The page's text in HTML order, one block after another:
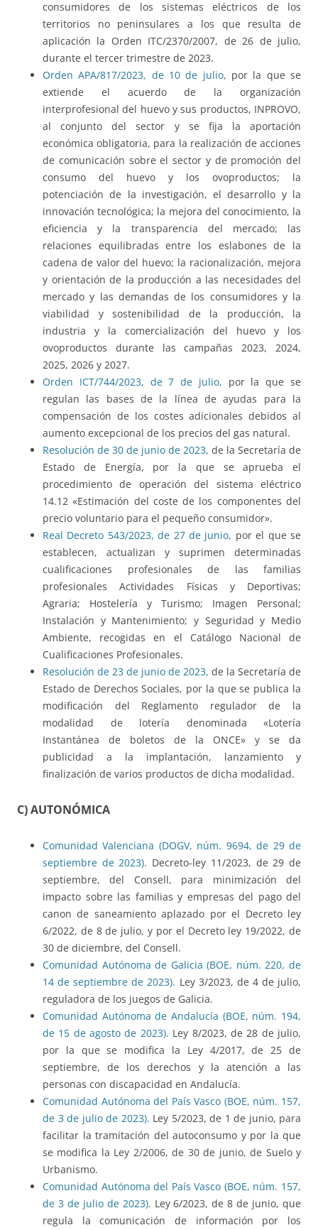
consumidores de los sistemas eléctricos de los
territorios no peninsulares a los que resulta de
aplicación la Orden ITC/2370/2007, de 26 de julio,
durante el tercer trimestre de 2023.
Orden APA/817/2023, de 10 de julio, por la que se
extiende el acuerdo de la organización
interprofesional del huevo y sus productos, INPROVO,
al conjunto del sector y se fija la aportación
económica obligatoria, para la realización de acciones
de comunicación sobre el sector y de promoción del
consumo del huevo y los ovoproductos; la
potenciación de la investigación, el desarrollo y la
innovación tecnológica; la mejora del conocimiento, la
eficiencia y la transparencia del mercado; las
relaciones equilibradas entre los eslabones de la
cadena de valor del huevo; la racionalización, mejora
y orientación de la producción a las necesidades del
mercado y las demandas de los consumidores y la
viabilidad y sostenibilidad de la producción, la
industria y la comercialización del huevo y los
ovoproductos durante las campañas 2023, 2024,
2025, 2026 y 2027.
Orden ICT/744/2023, de 7 de julio, por la que se
regulan las bases de la línea de ayudas para la
compensación de los costes adicionales debidos al
aumento excepcional de los precios del gas natural.
Resolución de 30 de junio de 2023, de la Secretaría de
Estado de Energía, por la que se aprueba el
procedimiento de operación del sistema eléctrico
14.12 «Estimación del coste de los componentes del
precio voluntario para el pequeño consumidor».
Real Decreto 543/2023, de 27 de junio, por el que se
establecen, actualizan y suprimen determinadas
cualificaciones profesionales de las familias
profesionales Actividades Físicas y Deportivas;
Agraria; Hostelería y Turismo; Imagen Personal;
Instalación y Mantenimiento; y Seguridad y Medio
Ambiente, recogidas en el Catálogo Nacional de
Cualificaciones Profesionales.
Resolución de 23 de junio de 2023, de la Secretaría de
Estado de Derechos Sociales, por la que se publica la
modificación del Reglamento regulador de la
modalidad de lotería denominada «Lotería
Instantánea de boletos de la ONCE» y se da
publicidad a la implantación, lanzamiento y
finalización de varios productos de dicha modalidad.
C) AUTONÓMICA
Comunidad Valenciana (DOGV, núm. 9694, de 29 de
septiembre de 2023). Decreto-ley 11/2023, de 29 de
septiembre, del Consell, para minimización del
impacto sobre las familias y empresas del pago del
canon de saneamiento aplazado por el Decreto ley
6/2022, de 8 de julio, y por el Decreto ley 19/2022, de
30 de diciembre, del Consell.
Comunidad Autónoma de Galicia (BOE, núm. 220, de
14 de septiembre de 2023). Ley 3/2023, de 4 de julio,
reguladora de los juegos de Galicia.
Comunidad Autónoma de Andalucía (BOE, núm. 194,
de 15 de agosto de 2023). Ley 8/2023, de 28 de julio,
por la que se modifica la Ley 4/2017, de 25 de
septiembre, de los derechos y la atención a las
personas con discapacidad en Andalucía.
Comunidad Autónoma del País Vasco (BOE, núm. 157,
de 3 de julio de 2023). Ley 5/2023, de 1 de junio, para
facilitar la tramitación del autoconsumo y por la que
se modifica la Ley 2/2006, de 30 de junio, de Suelo y
Urbanismo.
Comunidad Autónoma del País Vasco (BOE, núm. 157,
de 3 de julio de 2023). Ley 6/2023, de 8 de junio, que
regula la comunicación de información por los